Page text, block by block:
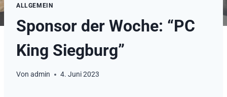
ALLGEMEIN
Sponsor der Woche: “PC
King Siegburg”
Von admin 4. Juni 2023